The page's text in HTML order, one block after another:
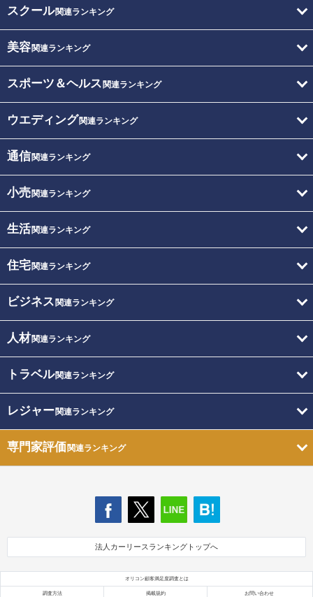
スクール関連ランキング
美容関連ランキング
スポーツ＆ヘルス 関連ランキング
ウエディング関連ランキング
通信関連ランキング
小売関連ランキング
生活関連ランキング
住宅関連ランキング
ビジネス 関連ランキング
人材関連ランキング
トラベル関連ランキング
レジャー関連ランキング
専門家評価関連ランキング
法人カーリースランキングトップへ
オリコン顧客満足度調査とは
調査方法 掲載規約 お問い合わせ